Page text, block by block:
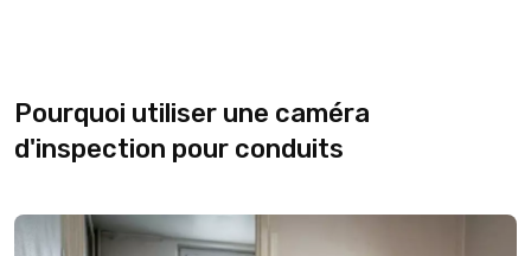
Pourquoi utiliser une caméra
d'inspection pour conduits